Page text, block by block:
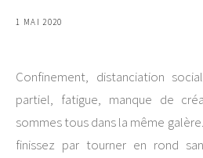
1 MAI 2020
Confinement, distanciation
partiel, fatigue, manque de
sommes tous dans la même
finissez par tourner en rond